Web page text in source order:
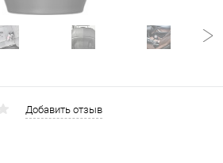
Добавить отзыв